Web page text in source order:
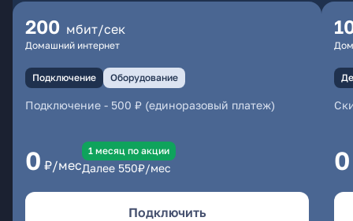
200 мбит/сек
Домашний интернет
Подключение Оборудование
Подключение - 500 ₽ (единоразовый платеж)
0 ₽/мес
1 месяц по акции
Далее 550₽/мес
Подключить
0